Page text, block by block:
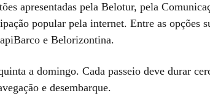
apresentadas pela Belotur, pela
popular pela internet. Entre as opções
e Belorizontina.
a domingo. Cada passeio deve durar
e desembarque.